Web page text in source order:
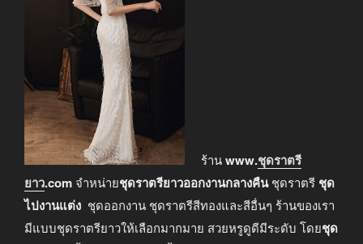
ร้านwww.ชุดราตรี
ยาว.com จำหน่ายชุดราตรียาวออกงานกลางคืนชุดราตรี ชุด
ไปงานแต่ง ชุดออกงาน ชุดราตรีสีทองและสีอื่นๆ ร้านของเรา
มีแบบชุดราตรียาวให้เลือกมากมาย สวยหรูดูดีมีระดับ โดยชุด